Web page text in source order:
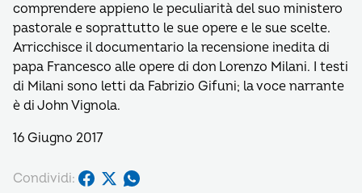
comprendere appieno le peculiarità del suo ministero
pastorale e soprattutto le sue opere e le sue scelte.
Arricchisce il documentario la recensione inedita di
papa Francesco alle opere di don Lorenzo Milani. I testi
di Milani sono letti da Fabrizio Gifuni; la voce narrante
è di John Vignola.
16 Giugno 2017
Condividi: